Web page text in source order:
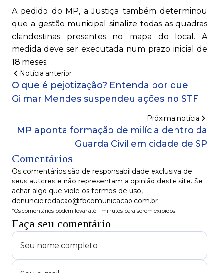
A pedido do MP, a Justiça também determinou
que a gestão municipal sinalize todas as quadras
clandestinas presentes no mapa do local. A
medida deve ser executada num prazo inicial de
18 meses.
Notícia anterior
O que é pejotização? Entenda por que
Gilmar Mendes suspendeu ações no STF
Próxima notícia
MP aponta formação de milícia dentro da
Guarda Civil em cidade de SP
Comentários
Os comentários são de responsabilidade exclusiva de
seus autores e não representam a opinião deste site. Se
achar algo que viole os termos de uso,
denuncie:redacao@fbcomunicacao.com.br
*Os comentários podem levar até 1 minutos para serem exibidos
Faça seu comentário